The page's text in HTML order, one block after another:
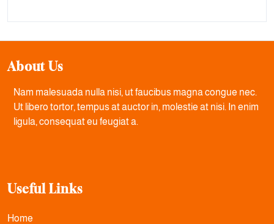
About Us
Nam malesuada nulla nisi, ut faucibus magna congue nec.
Ut libero tortor, tempus at auctor in, molestie at nisi. In enim
ligula, consequat eu feugiat a.
Useful Links
Home